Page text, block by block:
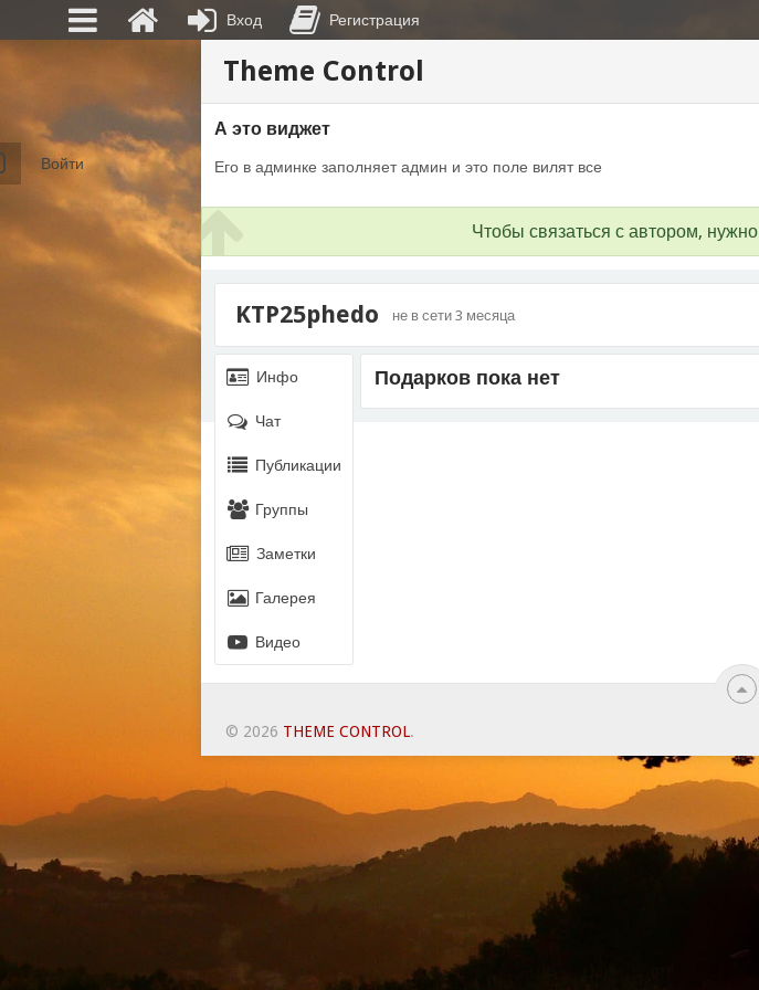
Войти
Theme Control
А это виджет
Его в админке заполняет админ и это поле вилят все
Чтобы связаться с автором, нужно
KTP25phedo не в сети 3 месяца
Инфо
Чат
Публикации
Группы
Заметки
Галерея
Видео
Подарков пока нет
© 2026 THEME CONTROL.
Вход Регистрация